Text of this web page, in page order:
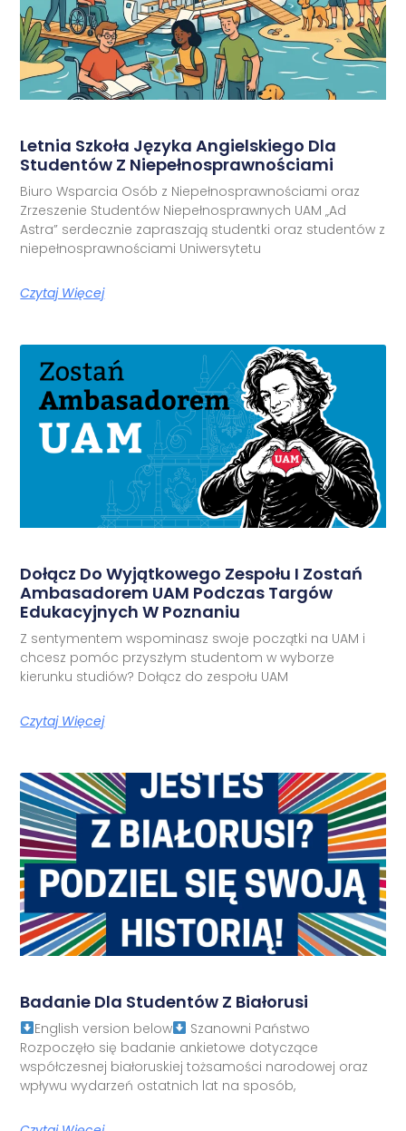
Letnia Szkoła Języka Angielskiego Dla
Studentów Z Niepełnosprawnościami
Biuro Wsparcia Osób z Niepełnosprawnościami oraz
Zrzeszenie Studentów Niepełnosprawnych UAM „Ad
Astra” serdecznie zapraszają studentki oraz studentów z
niepełnosprawnościami Uniwersytetu
Czytaj Więcej
Dołącz Do Wyjątkowego Zespołu I Zostań
Ambasadorem UAM Podczas Targów
Edukacyjnych W Poznaniu
Z sentymentem wspominasz swoje początki na UAM i
chcesz pomóc przyszłym studentom w wyborze
kierunku studiów? Dołącz do zespołu UAM
Czytaj Więcej
Badanie Dla Studentów Z Białorusi
English version below
Szanowni Państwo
Rozpoczęło się badanie ankietowe dotyczące
współczesnej białoruskiej tożsamości narodowej oraz
wpływu wydarzeń ostatnich lat na sposób,